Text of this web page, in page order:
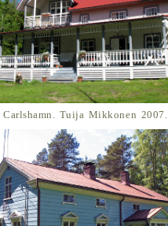
Tuija Mikkonen 2007.